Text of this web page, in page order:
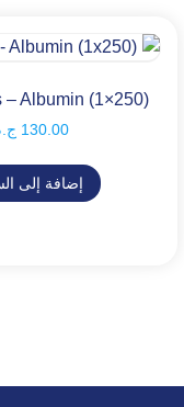
– Albumin (1×250)
130.00
إضافة إلى